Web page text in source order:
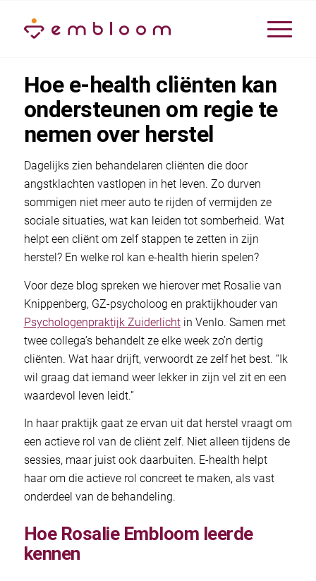
Hoe e-health cliënten kan
ondersteunen om regie te
nemen over herstel
Dagelijks zien behandelaren cliënten die door
angstklachten vastlopen in het leven. Zo durven
sommigen niet meer auto te rijden of vermijden ze
sociale situaties, wat kan leiden tot somberheid. Wat
helpt een cliënt om zelf stappen te zetten in zijn
herstel? En welke rol kan e-health hierin spelen?
Voor deze blog spreken we hierover met Rosalie van
Knippenberg, GZ-psycholoog en praktijkhouder van
Psychologenpraktijk Zuiderlichtin Venlo. Samen met
twee collega’s behandelt ze elke week zo’n dertig
cliënten. Wat haar drijft, verwoordt ze zelf het best. “Ik
wil graag dat iemand weer lekker in zijn vel zit en een
waardevol leven leidt.”
In haar praktijk gaat ze ervan uit dat herstel vraagt om
een actieve rol van de cliënt zelf. Niet alleen tijdens de
sessies, maar juist ook daarbuiten. E-health helpt
haar om die actieve rol concreet te maken, als vast
onderdeel van de behandeling.
Hoe Rosalie Embloom leerde
kennen